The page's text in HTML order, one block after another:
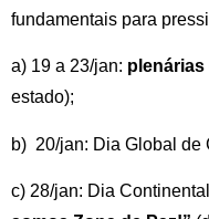
fundamentais para
a) 19 a 23/jan:
estado);
b) 20/jan: Dia Global de
c) 28/jan: Dia